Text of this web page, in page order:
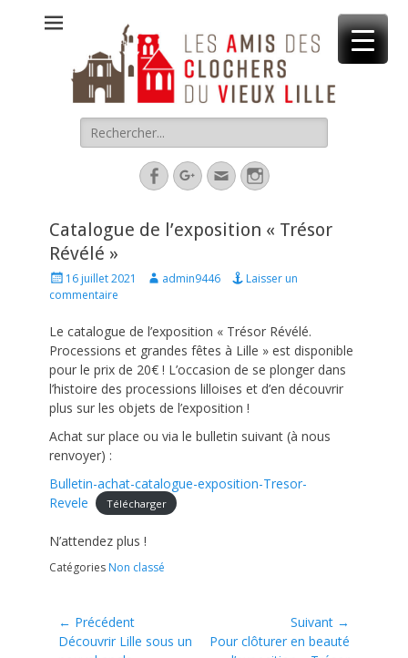
Association d'animation et de valorisation du patrimoine culturel
Rechercher :
FacebookGoogleplus
Adresse
de
Instagram
Catalogue de l’exposition « Trésor
Révélé »
P
o
t
e
d
o
n
16 juillet 2021
A
h
r
admin9446
Laisser un
commentaire
Le catalogue de l’exposition « Trésor Révélé.
Processions et grandes fêtes à Lille » est disponible
pour le prix de 20€ ! L’occasion de se plonger dans
l’histoire des processions lilloises et d’en découvrir
plus sur les objets de l’exposition !
Achat sur place ou via le bulletin suivant (à nous
renvoyer) :
Bulletin-achat-catalogue-exposition-Tresor-
Revele
Télécharger
N’attendez plus !
Catégories Non classé
Navigation
de
← Précédent
Article
Découvrir Lille sous un
Suivant →
Article
Pour clôturer en beauté